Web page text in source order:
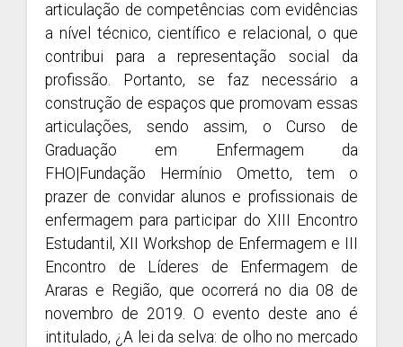
articulação de competências com evidências
a nível técnico, científico e relacional, o que
contribui para a representação social da
profissão. Portanto, se faz necessário a
construção de espaços que promovam essas
articulações, sendo assim, o Curso de
Graduação em Enfermagem da
FHO|Fundação Hermínio Ometto, tem o
prazer de convidar alunos e profissionais de
enfermagem para participar do XIII Encontro
Estudantil, XII Workshop de Enfermagem e III
Encontro de Líderes de Enfermagem de
Araras e Região, que ocorrerá no dia 08 de
novembro de 2019. O evento deste ano é
intitulado, ¿A lei da selva: de olho no mercado